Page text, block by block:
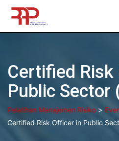
Skip
content
Certified Risk
Public Sector
Pelatihan Manajemen Risiko >
Certified Risk Officer in Public